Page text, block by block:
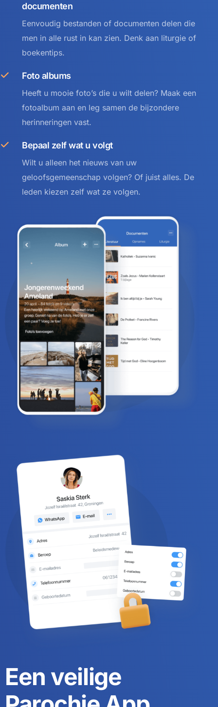
documenten
Eenvoudig bestanden of documenten delen die
men in alle rust in kan zien. Denk aan liturgie of
boekentips.
Foto albums
Heeft u mooie foto’s die u wilt delen? Maak een
fotoalbum aan en leg samen de bijzondere
herinneringen vast.
Bepaal zelf wat u volgt
Wilt u alleen het nieuws van uw
geloofsgemeenschap volgen? Of juist alles. De
leden kiezen zelf wat ze volgen.
Een veilige